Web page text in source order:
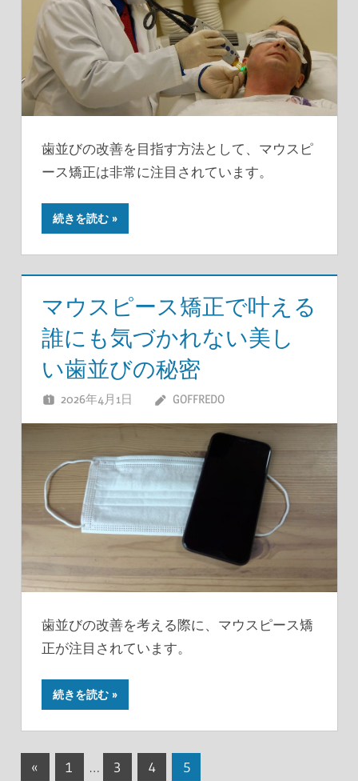
歯並びの改善を目指す方法として、マウスピ
ース矯正は非常に注目されています。
続きを読む
マウスピース矯正で叶える
誰にも気づかれない美し
い歯並びの秘密
2026年4月1日 GOFFREDO
歯並びの改善を考える際に、マウスピース矯
正が注目されています。
続きを読む
投
« 1 … 3 4 5